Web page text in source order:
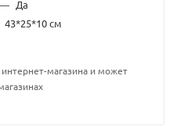
— Да
43*25*10 см
магазина и может